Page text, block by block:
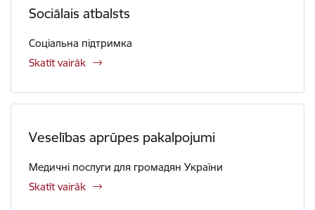
Sociālais atbalsts
Соціальна підтримка
Skatīt vairāk
Veselības aprūpes pakalpojumi
Медичні послуги для громадян України
Skatīt vairāk